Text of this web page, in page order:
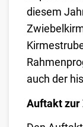
diesem
auch der
Auftakt